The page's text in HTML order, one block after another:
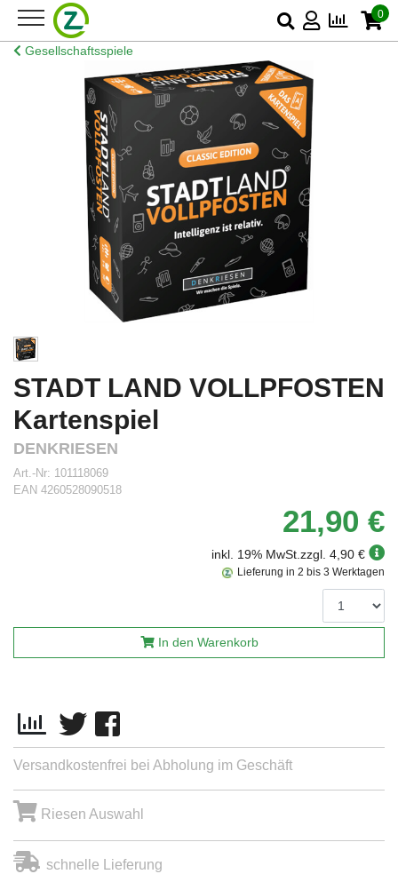
0
Gesellschaftsspiele
STADT LAND VOLLPFOSTEN
Kartenspiel
DENKRIESEN
Art.-Nr: 101118069
EAN 4260528090518
21,90 €
inkl. 19% MwSt.zzgl. 4,90 €
Lieferung in 2 bis 3 Werktagen
In den Warenkorb
Versandkostenfrei bei Abholung im Geschäft
Riesen Auswahl
schnelle Lieferung